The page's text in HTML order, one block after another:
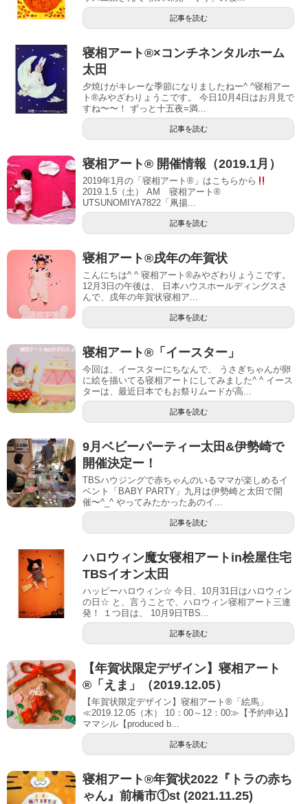
記事を読む
寝相アート®︎×コンチネンタルホーム
太田
夕焼けがキレーな季節になりましたねー^ ^寝相アー
ト®︎みやざわりょうこです。 今日10月4日はお月見で
すね〜〜！ ずっと十五夜=満...
記事を読む
寝相アート® 開催情報（2019.1月）
2019年1月の「寝相アート®」はこちらから
2019.1.5（土） AM 寝相アート®
UTSUNOMIYA7822「凧揚...
記事を読む
寝相アート®戌年の年賀状
こんにちは^ ^ 寝相アート®︎みやざわりょうこです。
12月3日の午後は、 日本ハウスホールディングスさ
んで、戌年の年賀状寝相ア...
記事を読む
寝相アート®「イースター」
今回は、イースターにちなんで、 うさぎちゃんが卵
に絵を描いてる寝相アートにしてみました^ ^ イース
ターは、最近日本でもお祭りムードが高...
記事を読む
9月ベビーパーティー太田&伊勢崎で
開催決定ー！
TBSハウジングで赤ちゃんのいるママが楽しめるイ
ベント「BABY PARTY」九月は伊勢崎と太田で開
催〜^_^ やってみたかったあのイ...
記事を読む
ハロウィン魔女寝相アートin桧屋住宅
TBSイオン太田
ハッピーハロウィン☆ 今日、10月31日はハロウィン
の日☆ と、言うことで、ハロウィン寝相アート三連
発！ １つ目は、 10月9日TBS...
記事を読む
【年賀状限定デザイン】寝相アート
®「えま」（2019.12.05）
【年賀状限定デザイン】寝相アート®「絵馬」
≪2019.12.05（木） 10：00～12：00≫【予約申込】
ママシル【produced b...
記事を読む
寝相アート®︎年賀状2022『トラの赤ち
ゃん』前橋市①st (2021.11.25)